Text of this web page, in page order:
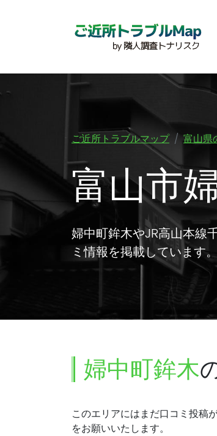
ご近所トラブルマップ 富山県
富山市
婦中町鉾木やJR高山本線
ミ情報を掲載しています。
婦中町鉾木
このエリアにはまだ口コミ投稿
をお願いいたします。